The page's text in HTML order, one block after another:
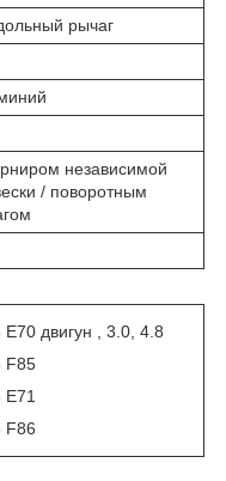
рычаг
независимой
/ поворотным
E70 двигун , 3.0, 4.8
F85
E71
F86